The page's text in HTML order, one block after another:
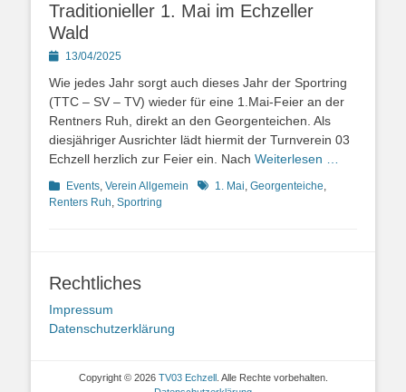
Traditionieller 1. Mai im Echzeller
Wald
Posted13/04/2025
Wie jedes Jahr sorgt auch dieses Jahr der Sportring
(TTC – SV – TV) wieder für eine 1.Mai-Feier an der
Rentners Ruh, direkt an den Georgenteichen. Als
diesjähriger Ausrichter lädt hiermit der Turnverein 03
Echzell herzlich zur Feier ein. Nach Weiterlesen …
Kategorien
Events, Verein Allgemein Schlagworte
1. Mai, Georgenteiche,
Renters Ruh, Sportring
Rechtliches
Impressum
Datenschutzerklärung
Copyright © 2026 TV03 Echzell
. Alle Rechte vorbehalten.